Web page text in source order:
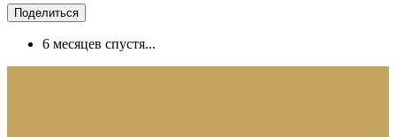
Поделиться
6 месяцев спустя...